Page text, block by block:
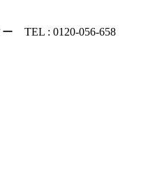
TEL : 0120-056-658